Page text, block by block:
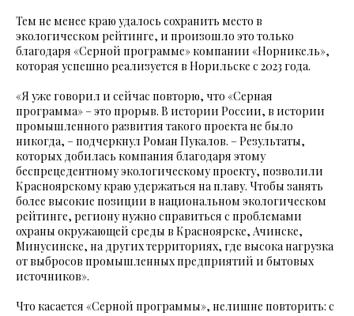
Тем не менее краю удалось сохранить место в
экологическом рейтинге, и произошло это только
благодаря «Серной программе» компании «Норникель»,
которая успешно реализуется в Норильске с 2023 года.
«Я уже говорил и сейчас повторю, что «Серная
программа» – это прорыв. В истории России, в истории
промышленного развития такого проекта не было
никогда, – подчеркнул Роман Пукалов. – Результаты,
которых добилась компания благодаря этому
беспрецедентному экологическому проекту, позволили
Красноярскому краю удержаться на плаву. Чтобы занять
более высокие позиции в национальном экологическом
рейтинге, региону нужно справиться с проблемами
охраны окружающей среды в Красноярске, Ачинске,
Минусинске, на других территориях, где высока нагрузка
от выбросов промышленных предприятий и бытовых
источников».
Что касается «Серной программы», нелишне повторить: с